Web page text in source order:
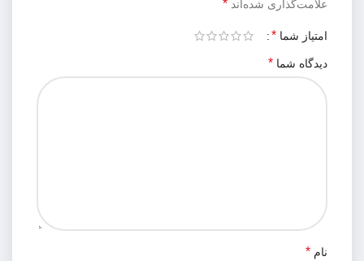
علامت‌گذاری شده‌اند *
امتیاز شما *
دیدگاه شما *
نام *